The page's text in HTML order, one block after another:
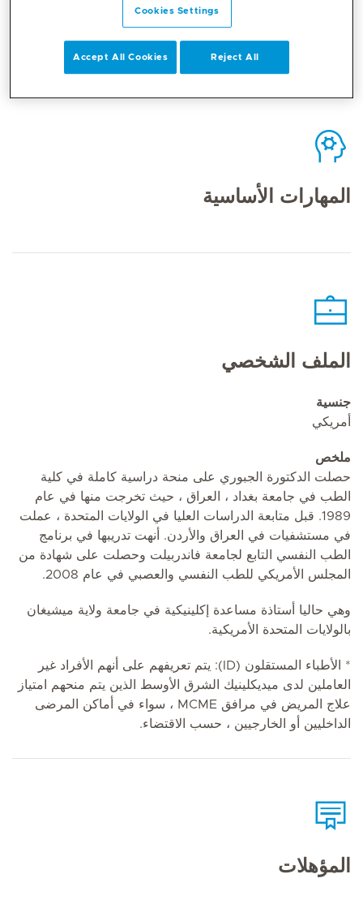
المهارات الأساسية
الملف الشخصي
جنسية
أمريكي
ملخص
حصلت الدكتورة الجبوري على منحة دراسية كاملة في كلية
الطب في جامعة بغداد ، العراق ، حيث تخرجت منها في عام
1989. قبل متابعة الدراسات العليا في الولايات المتحدة ، عملت
في مستشفيات في العراق والأردن. أنهت تدريبها في برنامج
الطب النفسي التابع لجامعة فاندربيلت وحصلت على شهادة من
المجلس الأمريكي للطب النفسي والعصبي في عام 2008.
وهي حاليا أستاذة مساعدة إكلينيكية في جامعة ولاية ميشيغان
بالولايات المتحدة الأمريكية.
* الأطباء المستقلون (ID): يتم تعريفهم على أنهم الأفراد غير
العاملين لدى ميديكلينيك الشرق الأوسط الذين يتم منحهم امتياز
علاج المريض في مرافق MCME ، سواء في أماكن المرضى
الداخليين أو الخارجيين ، حسب الاقتضاء.
المؤهلات
Cookies Settings
Reject All
Accept All Cookies